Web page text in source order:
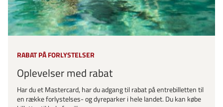
RABAT PÅ FORLYSTELSER
Oplevelser med rabat
Har du et Mastercard, har du adgang til rabat på entrebilletten til
en række forlystelses- og dyreparker i hele landet. Du kan købe